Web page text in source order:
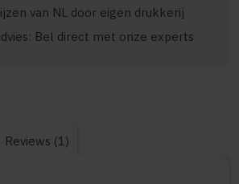
van NL door eigen drukkerij
Bel direct met onze experts
Reviews (1)